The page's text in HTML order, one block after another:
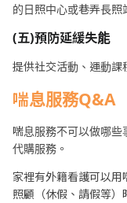
的日照中心或巷弄長照
(五)預防延緩失能
提供社交活動、運動課
喘息服務Q&A
喘息服務不可以做哪些
代購服務。
家裡有外籍看護可以
照顧（休假、請假等）